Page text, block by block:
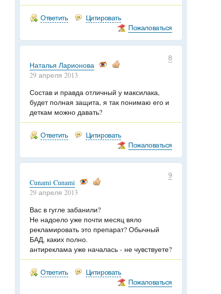
Ответить
Цитировать
Пожаловаться
8
Наталья Ларионова
29 апреля 2013
Состав и правда отличный у максилака,
будет полная защита, я так понимаю его и
деткам можно давать?
Ответить
Цитировать
Пожаловаться
9
Cunami Cunami
29 апреля 2013
Вас в гугле забанили?
Не надоело уже почти месяц вяло
рекламировать это препарат? Обычный
БАД, каких полно.
антиреклама уже началась - не чувствуете?
Ответить
Цитировать
Пожаловаться